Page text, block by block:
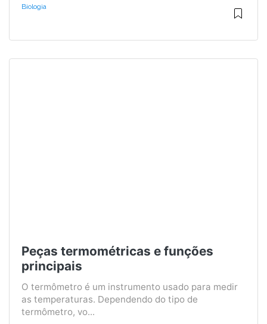
Biologia
Peças termométricas e funções
principais
O termômetro é um instrumento usado para medir
as temperaturas. Dependendo do tipo de
termômetro, vo...